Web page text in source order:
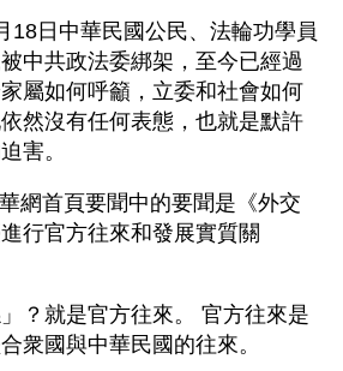
18日中華民國公民、法輪功學員
中共政法委綁架，至今已經過
屬如何呼籲，立委和社會如何
然沒有任何表態，也就是默許
害。
網首頁要聞中的要聞是《外交
行官方往來和發展實質關
？就是官方往來。 官方往來是
衆國與中華民國的往來。